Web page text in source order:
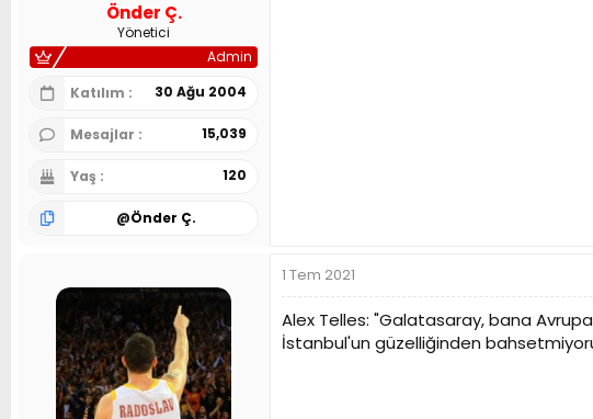
Önder Ç.
Yönetici
Admin
Katılım
30 Ağu 2004
Mesajlar 15,039
Yaş 120
@Önder Ç.
1 Tem 2021
Alex Telles: "Galatasaray, bana
İstanbul'un güzelliğinden